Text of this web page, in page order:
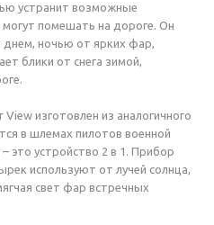
устранит возможные
помешать на дороге. Он
днем, ночью от ярких фар,
блики от снега зимой,
изготовлен из аналогичного
в шлемах пилотов военной
это устройство 2 в 1. Прибор
используют от лучей солнца,
свет фар встречных